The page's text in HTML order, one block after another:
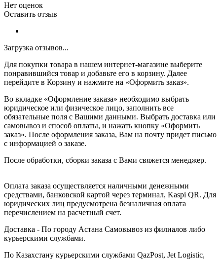
Нет оценок
Оставить отзыв
Загрузка отзывов...
Для покупки товара в нашем интернет-магазине выберите
понравившийся товар и добавьте его в корзину. Далее
перейдите в Корзину и нажмите на «Оформить заказ».
Во вкладке «Оформление заказа» необходимо выбрать
юридическое или физическое лицо, заполнить все
обязательные поля с Вашими данными. Выбрать доставка или
самовывоз и способ оплаты, и нажать кнопку «Оформить
заказ». После оформления заказа, Вам на почту придет письмо
с информацией о заказе.
После обработки, сборки заказа с Вами свяжется менеджер.
Оплата заказа осуществляется наличными денежными
средствами, банковской картой через терминал, Kaspi QR. Для
юридических лиц предусмотрена безналичная оплата
перечислением на расчетный счет.
Доставка - По городу Астана Самовывоз из филиалов либо
курьерскими службами.
По Казахстану курьерскими службами QazPost, Jet Logistic,